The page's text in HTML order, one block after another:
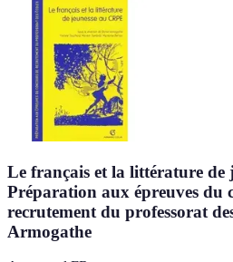
Le français et la littérature de
Préparation aux épreuves du
recrutement du professorat
Armogathe